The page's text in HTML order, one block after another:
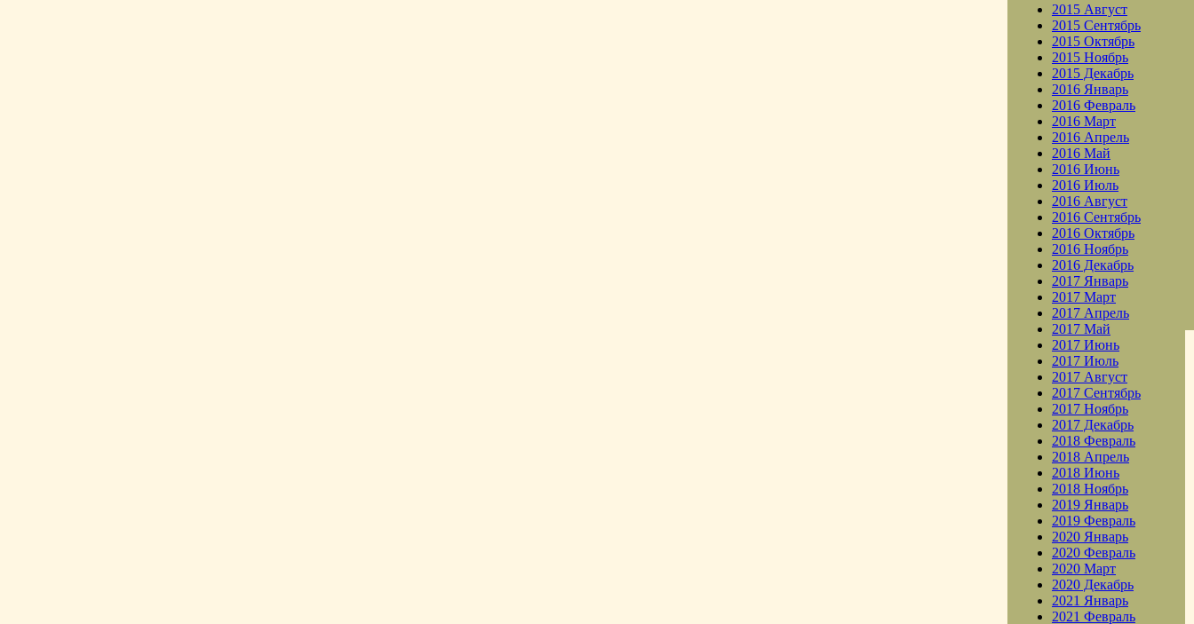
2015 Август
2015 Сентябрь
2015 Октябрь
2015 Ноябрь
2015 Декабрь
2016 Январь
2016 Февраль
2016 Март
2016 Апрель
2016 Май
2016 Июнь
2016 Июль
2016 Август
2016 Сентябрь
2016 Октябрь
2016 Ноябрь
2016 Декабрь
2017 Январь
2017 Март
2017 Апрель
2017 Май
2017 Июнь
2017 Июль
2017 Август
2017 Сентябрь
2017 Ноябрь
2017 Декабрь
2018 Февраль
2018 Апрель
2018 Июнь
2018 Ноябрь
2019 Январь
2019 Февраль
2020 Январь
2020 Февраль
2020 Март
2020 Декабрь
2021 Январь
2021 Февраль